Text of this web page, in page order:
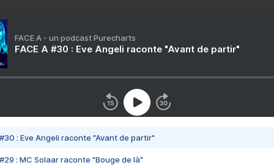
FACE A - un podcast Purecharts
FACE A #30 : Eve Angeli raconte "Avant de partir"
#30 : Eve Angeli raconte "Avant de partir"
#29 : MC Solaar raconte "Bouge de là"